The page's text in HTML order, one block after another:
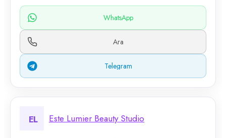
WhatsApp
Ara
Telegram
EL Este Lumier Beauty Studio